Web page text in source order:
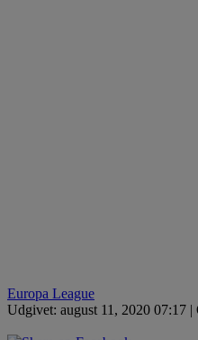
Europa League
Udgivet: august 11, 2020 07:17 |